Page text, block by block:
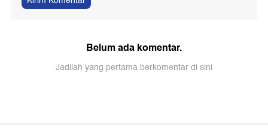
Belum ada komentar.
Jadilah yang pertama berkomentar di sini